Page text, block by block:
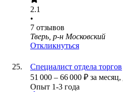
2.1
•
7 отзывов
Тверь, р-н Московский
Откликнуться
Специалист отдела торгов
51 000 – 66 000 ₽ за месяц,
Опыт 1-3 года